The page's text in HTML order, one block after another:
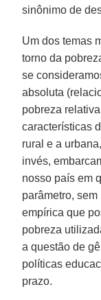
sinônimo de
Um dos temas
torno da
se
absoluta
pobreza
características
rural e a
invés,
nosso país em
parâmetro,
empírica que
pobreza
a questão de
políticas
prazo.